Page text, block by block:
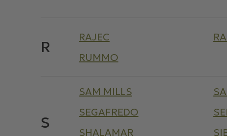
R
RAJEC
RUMMO
S
SAM MILLS
SEGAFREDO
SHALAMAR